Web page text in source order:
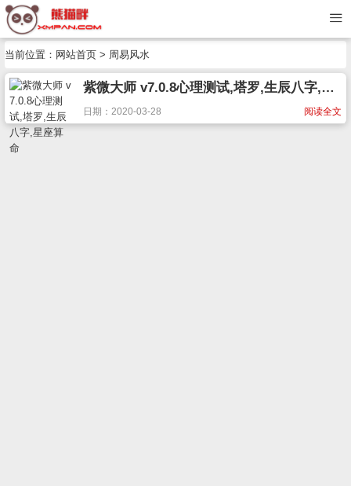
当前位置： 网站首页 > 周易风水
紫微大师 v7.0.8心理测试,塔罗,生辰八字,星座算命
阅读全文
日期：2020-03-28